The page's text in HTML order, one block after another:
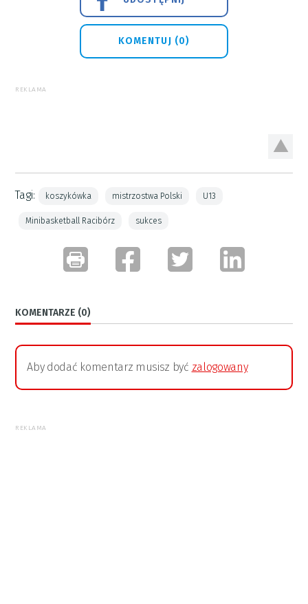
KOMENTUJ (0)
REKLAMA
Tagi: koszykówka mistrzostwa Polski U13
Minibasketball Racibórz sukces
KOMENTARZE (0)
Aby dodać komentarz musisz być zalogowany
REKLAMA